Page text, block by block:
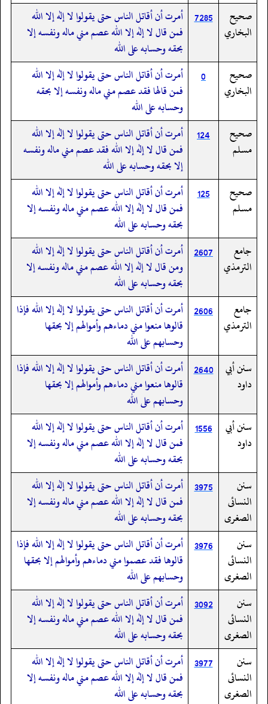
صحيح
البخاري
7285 أمرت أن أقاتل الناس حتى يقولوا لا إله إلا الله
فمن قال لا إله إلا الله عصم مني ماله ونفسه إلا
بحقه وحسابه على الله
صحيح
البخاري
0
أمرت أن أقاتل الناس حتى يقولوا لا إله إلا الله
فمن قالها فقد عصم مني ماله ونفسه إلا بحقه
وحسابه على الله
صحيح
مسلم
124
أمرت أن أقاتل الناس حتى يقولوا لا إله إلا الله
فمن قال لا إله إلا الله فقد عصم مني ماله ونفسه
إلا بحقه وحسابه على الله
صحيح
مسلم
125
أمرت أن أقاتل الناس حتى يقولوا لا إله إلا الله
فمن قال لا إله إلا الله عصم مني ماله ونفسه إلا
بحقه وحسابه على الله
جامع
الترمذي
2607 أمرت أن أقاتل الناس حتى يقولوا لا إله إلا الله
ومن قال لا إله إلا الله عصم مني ماله ونفسه إلا
بحقه وحسابه على الله
جامع
الترمذي
2606 أمرت أن أقاتل الناس حتى يقولوا لا إله إلا الله فإذا
قالوها منعوا مني دماءهم وأموالهم إلا بحقها
وحسابهم على الله
سنن أبي
داود
2640 أمرت أن أقاتل الناس حتى يقولوا لا إله إلا الله فإذا
قالوها منعوا مني دماءهم وأموالهم إلا بحقها
وحسابهم على الله
سنن أبي
داود
1556
أمرت أن أقاتل الناس حتى يقولوا لا إله إلا الله
فمن قال لا إله إلا الله عصم مني ماله ونفسه إلا
بحقه وحسابه على الله
سنن
النسائى
الصغرى
3975 أمرت أن أقاتل الناس حتى يقولوا لا إله إلا الله
فمن قال لا إله إلا الله عصم مني ماله ونفسه إلا
بحقه وحسابه على الله
سنن
النسائى
الصغرى
3976 أمرت أن أقاتل الناس حتى يقولوا لا إله إلا الله فإذا
قالوها فقد عصموا مني دماءهم وأموالهم إلا بحقها
وحسابهم على الله
سنن
النسائى
الصغرى
3092 أمرت أن أقاتل الناس حتى يقولوا لا إله إلا الله
فمن قال لا إله إلا الله عصم مني ماله ونفسه إلا
بحقه وحسابه على الله
سنن
النسائى
الصغرى
3977 أمرت أن أقاتل الناس حتى يقولوا لا إله إلا الله
فمن قال لا إله إلا الله عصم مني ماله ونفسه إلا
بحقه وحسابه على الله